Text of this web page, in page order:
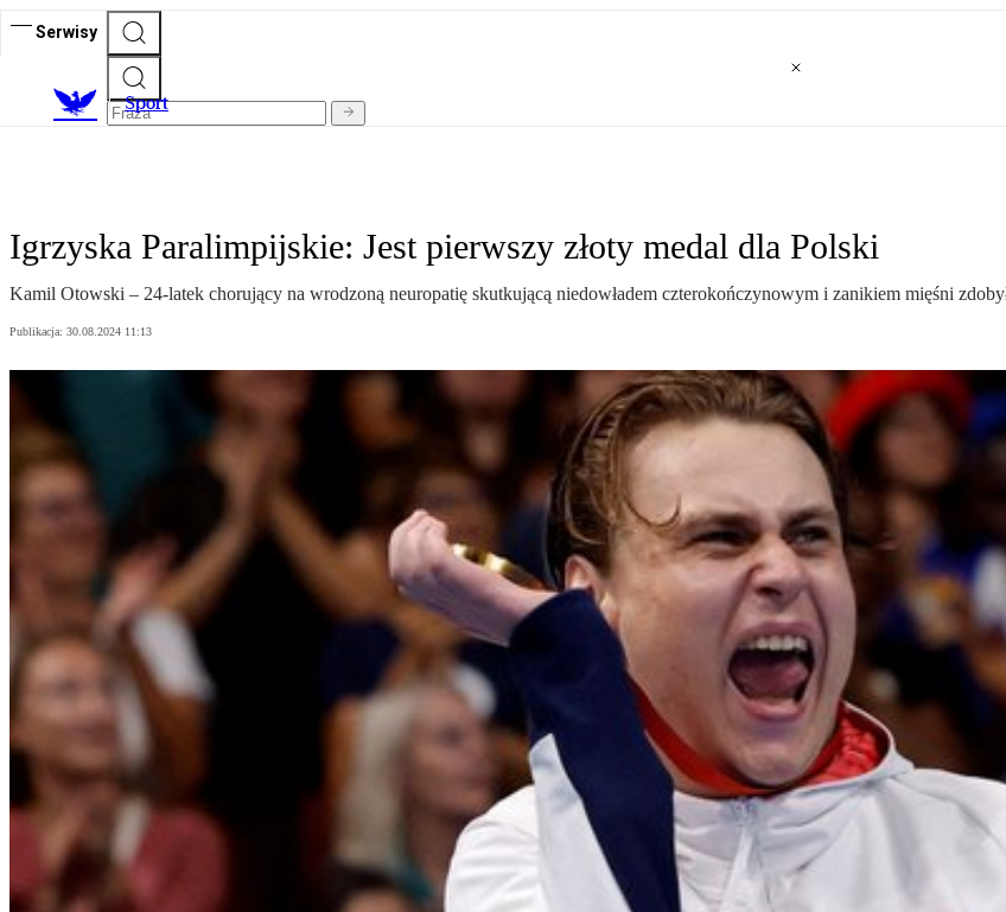
Serwisy
Sport
Igrzyska Paralimpijskie: Jest pierwszy złoty medal dla Polski
Kamil Otowski – 24-latek chorujący na wrodzoną neuropatię skutkującą niedowładem czterokończynowym i zanikiem mięśni
Publikacja: 30.08.2024 11:13